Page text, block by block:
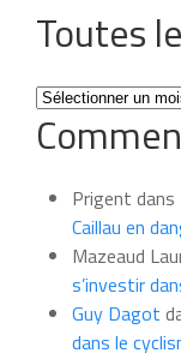
Toutes
Toutes
les
news
moisPrigent dans
Caillau en
Mazeaud
s’investir
Guy Dagot
dans le